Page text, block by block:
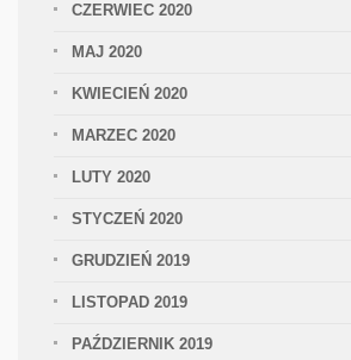
CZERWIEC 2020
MAJ 2020
KWIECIEŃ 2020
MARZEC 2020
LUTY 2020
STYCZEŃ 2020
GRUDZIEŃ 2019
LISTOPAD 2019
PAŹDZIERNIK 2019